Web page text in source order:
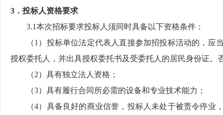
3．投标人资格要求
3.1本次招标要求投标人须同时具备以下资格条件：
（1） 投标单位法定代表人直接参加招投标活动的，应
授权委托人，并出具授权委托书及受委托人的居民身份证。
（2）具有独立法人资格；
（3） 具有履行合同所必需的设备和专业技术能力 ；
（4）具备良好的商业信誉，投标人未处于被责令停业